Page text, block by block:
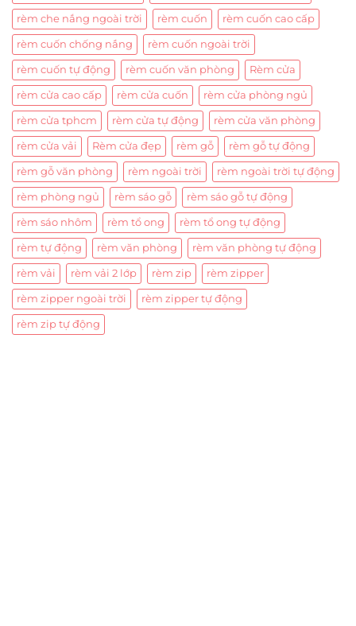
rèm che nắng ngoài trời rèm cuốn rèm cuốn cao cấp
rèm cuốn chống nắng rèm cuốn ngoài trời
rèm cuốn tự động rèm cuốn văn phòng Rèm cửa
rèm cửa cao cấp rèm cửa cuốn rèm cửa phòng ngủ
rèm cửa tphcm rèm cửa tự động rèm cửa văn phòng
rèm cửa vải Rèm cửa đẹp rèm gỗ rèm gỗ tự động
rèm gỗ văn phòng rèm ngoài trời rèm ngoài trời tự động
rèm phòng ngủ rèm sáo gỗ rèm sáo gỗ tự động
rèm sáo nhôm rèm tổ ong rèm tổ ong tự động
rèm tự động rèm văn phòng rèm văn phòng tự động
rèm vải rèm vải 2 lớp rèm zip rèm zipper
rèm zipper ngoài trời rèm zipper tự động
rèm zip tự động